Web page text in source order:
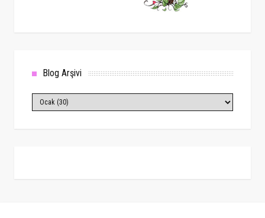
Blog Arşivi